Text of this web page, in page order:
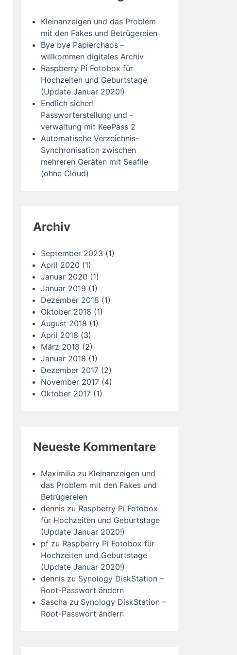
Kleinanzeigen und das Problem
mit den Fakes und Betrügereien
Bye bye Papierchaos –
willkommen digitales Archiv
Raspberry Pi Fotobox für
Hochzeiten und Geburtstage
(Update Januar 2020!)
Endlich sicher!
Passworterstellung und -
verwaltung mit KeePass 2
Automatische Verzeichnis-
Synchronisation zwischen
mehreren Geräten mit Seafile
(ohne Cloud)
Archiv
September 2023 (1)
April 2020 (1)
Januar 2020 (1)
Januar 2019 (1)
Dezember 2018 (1)
Oktober 2018 (1)
August 2018 (1)
April 2018 (3)
März 2018 (2)
Januar 2018 (1)
Dezember 2017 (2)
November 2017 (4)
Oktober 2017 (1)
Neueste Kommentare
Maximilia zu Kleinanzeigen und
das Problem mit den Fakes und
Betrügereien
dennis zu Raspberry Pi Fotobox
für Hochzeiten und Geburtstage
(Update Januar 2020!)
pf zu Raspberry Pi Fotobox für
Hochzeiten und Geburtstage
(Update Januar 2020!)
dennis zu Synology DiskStation –
Root-Passwort ändern
Sascha zu Synology DiskStation –
Root-Passwort ändern